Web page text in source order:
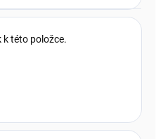
k této položce.